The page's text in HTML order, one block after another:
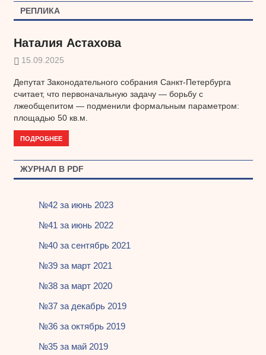
по
РЕПЛИКА
Наталия Астахова
15.09.2025
Депутат Законодательного собрания Санкт-Петербурга
считает, что первоначальную задачу — борьбу с
лжеобщепитом — подменили формальным параметром:
площадью 50 кв.м.
ПОДРОБНЕЕ
ЖУРНАЛ В PDF
№42 за июнь 2023
№41 за июнь 2022
№40 за сентябрь 2021
№39 за март 2021
№38 за март 2020
№37 за декабрь 2019
№36 за октябрь 2019
№35 за май 2019